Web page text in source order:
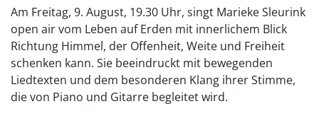
Am Freitag, 9. August, 19.30 Uhr, singt Marieke Sleurink
open air vom Leben auf Erden mit innerlichem Blick
Richtung Himmel, der Offenheit, Weite und Freiheit
schenken kann. Sie beeindruckt mit bewegenden
Liedtexten und dem besonderen Klang ihrer Stimme,
die von Piano und Gitarre begleitet wird.